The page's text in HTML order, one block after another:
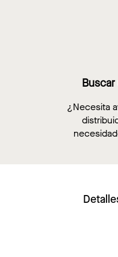
¿Necesita